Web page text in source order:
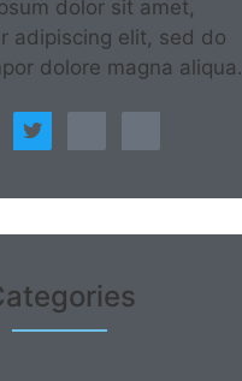
dolor sit amet,
adipiscing elit, sed do
dolore magna aliqua.